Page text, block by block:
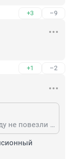
+3 –9
+1 –2
Чего ж тогда западенцы в 2014 году не повезли на Донбасс европейские зарплаты и пенсии? А поехали на танках к ним? Если на Украине такая любовь.